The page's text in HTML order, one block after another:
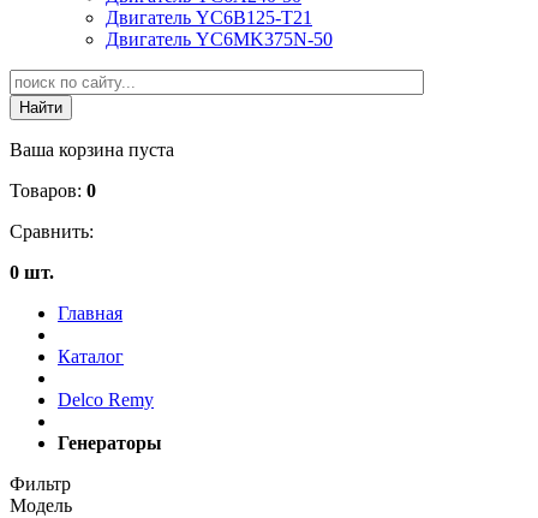
Двигатель YC6B125-T21
Двигатель YC6MK375N-50
Ваша корзина пуста
Товаров: 0
Сравнить:
0 шт.
Главная
Каталог
Delco Remy
Генераторы
Фильтр
Модель